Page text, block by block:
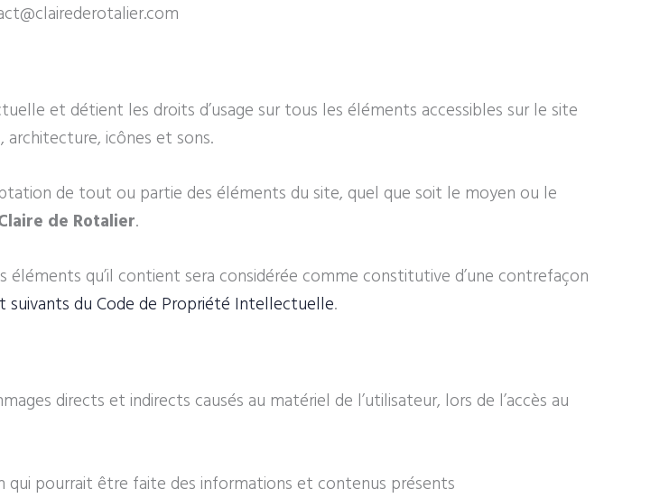
et détient les droits d’usage sur tous les éléments accessibles sur le site
icônes et sons.
de tout ou partie des éléments du site, quel que soit le moyen ou le
de Rotalier.
qu’il contient sera considérée comme constitutive d’une contrefaçon
suivants du Code de Propriété Intellectuelle.
directs et indirects causés au matériel de l’utilisateur, lors de l’accès au
qui pourrait être faite des informations et contenus présents